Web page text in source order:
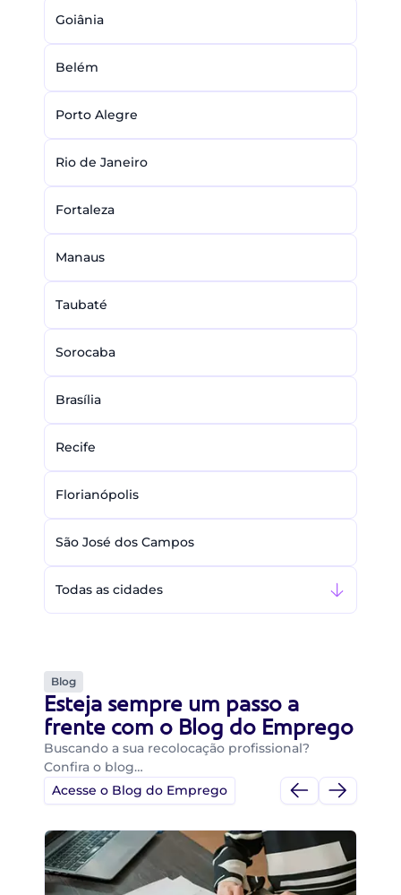
Goiânia
Belém
Porto Alegre
Rio de Janeiro
Fortaleza
Manaus
Taubaté
Sorocaba
Brasília
Recife
Florianópolis
São José dos Campos
Todas as cidades
Blog
Esteja sempre um passo a
frente com o Blog do Emprego
Buscando a sua recolocação profissional?
Confira o blog…
Acesse o Blog do Emprego